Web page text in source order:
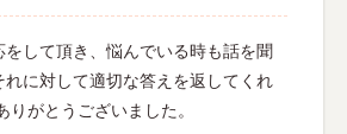
して頂き、悩んでいる時も話を聞
れに対して適切な答えを返してくれ
りがとうございました。